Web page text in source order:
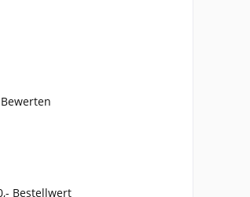
Bewerten
Bestellwert